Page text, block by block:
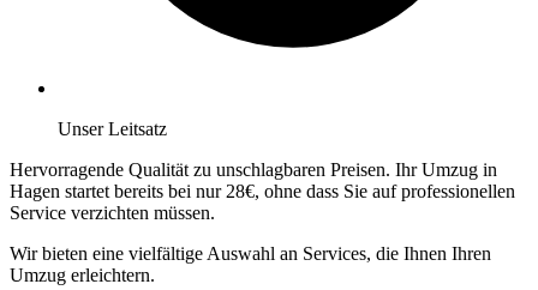
Unser Leitsatz
Hervorragende Qualität zu unschlagbaren Preisen. Ihr Umzug in
Hagen startet bereits bei nur 28€, ohne dass Sie auf professionellen
Service verzichten müssen.
Wir bieten eine vielfältige Auswahl an Services, die Ihnen Ihren
Umzug erleichtern.